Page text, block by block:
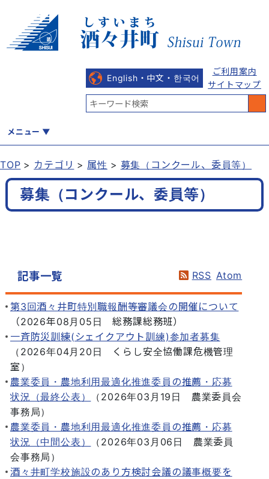
English・中文・한국어
ご利用案内
サイトマップ
メニュー
くらし 観光・魅力 産業・しごと
TOP カテゴリ 属性 募集（コンクール、委員等）
募集（コンクール、委員等）
記事一覧 RSS Atom
第3回酒々井町特別職報酬等審議会の開催について
（2026年08月05日 総務課総務班）
一斉防災訓練(シェイクアウト訓練)参加者募集
（ 2026年04月20日
くらし安全協働課危機管理
室 ）
農業委員・農地利用最適化推進委員の推薦・応募
状況（最終公表）
（ 2026年03月19日
農業委員会
事務局）
農業委員・農地利用最適化推進委員の推薦・応募
状況（中間公表）
（ 2026年03月06日
農業委員
会事務局 ）
酒々井町学校施設のあり方検討会議の議事概要を